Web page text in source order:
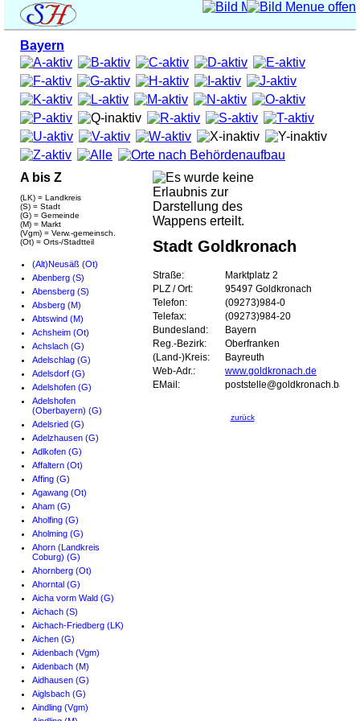
Bayern
A bis Z
(LK) = Landkreis
(S) = Stadt
(G) = Gemeinde
(M) = Markt
(Vgm) = Verw.-gemeinsch.
(Ot) = Orts-/Stadtteil
(Alt)Neusäß (Ot)
Abenberg (S)
Abensberg (S)
Absberg (M)
Abtswind (M)
Achsheim (Ot)
Achslach (G)
Adelschlag (G)
Adelsdorf (G)
Adelshofen (G)
Adelshofen
(Oberbayern) (G)
Adelsried (G)
Adelzhausen (G)
Adlkofen (G)
Affaltern (Ot)
Affing (G)
Agawang (Ot)
Aham (G)
Aholfing (G)
Aholming (G)
Ahorn (Landkreis
Coburg) (G)
Ahornberg (Ot)
Ahorntal (G)
Aicha vorm Wald (G)
Aichach (S)
Aichach-Friedberg (LK)
Aichen (G)
Aidenbach (Vgm)
Aidenbach (M)
Aidhausen (G)
Aiglsbach (G)
Aindling (Vgm)
Stadt Goldkronach
Straße:
Marktplatz 2
PLZ / Ort:
95497 Goldkronach
Telefon:
(09273)984-0
Telefax:
(09273)984-20
Bundesland:
Bayern
Reg.-Bezirk:
Oberfranken
(Land-)Kreis:
Bayreuth
Web-Adr.:
www.goldkronach.de
EMail:
zurück